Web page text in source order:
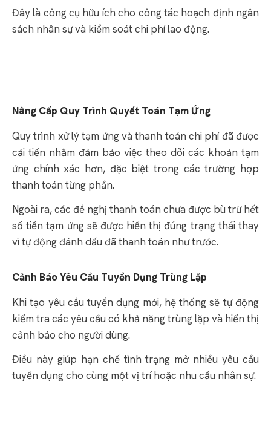
Đây là công cụ hữu ích cho công tác hoạch định ngân
sách nhân sự và kiểm soát chi phí lao động.
Nâng Cấp Quy Trình Quyết Toán Tạm Ứng
Quy trình xử lý tạm ứng và thanh toán chi phí đã được
cải tiến nhằm đảm bảo việc theo dõi các khoản tạm
ứng chính xác hơn, đặc biệt trong các trường hợp
thanh toán từng phần.
Ngoài ra, các đề nghị thanh toán chưa được bù trừ hết
số tiền tạm ứng sẽ được hiển thị đúng trạng thái thay
vì tự động đánh dấu đã thanh toán như trước.
Cảnh Báo Yêu Cầu Tuyển Dụng Trùng Lặp
Khi tạo yêu cầu tuyển dụng mới, hệ thống sẽ tự động
kiểm tra các yêu cầu có khả năng trùng lặp và hiển thị
cảnh báo cho người dùng.
Điều này giúp hạn chế tình trạng mở nhiều yêu cầu
tuyển dụng cho cùng một vị trí hoặc nhu cầu nhân sự.